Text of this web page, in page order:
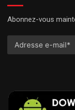
Abonnez-vous